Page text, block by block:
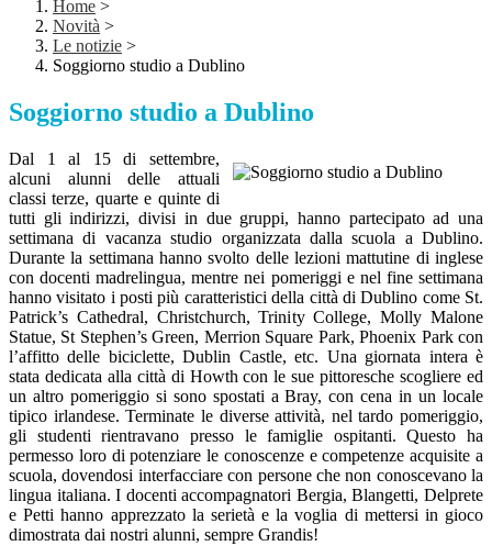
Home >
Novità >
Le notizie >
Soggiorno studio a Dublino
Soggiorno studio a Dublino
Dal 1 al 15 di settembre,
alcuni alunni delle attuali
classi terze, quarte e quinte di
tutti gli indirizzi, divisi in due gruppi, hanno partecipato ad una
settimana di vacanza studio organizzata dalla scuola a Dublino.
Durante la settimana hanno svolto delle lezioni mattutine di inglese
con docenti madrelingua, mentre nei pomeriggi e nel fine settimana
hanno visitato i posti più caratteristici della città di Dublino come St.
Patrick’s Cathedral, Christchurch, Trinity College, Molly Malone
Statue, St Stephen’s Green, Merrion Square Park, Phoenix Park con
l’affitto delle biciclette, Dublin Castle, etc. Una giornata intera è
stata dedicata alla città di Howth con le sue pittoresche scogliere ed
un altro pomeriggio si sono spostati a Bray, con cena in un locale
tipico irlandese. Terminate le diverse attività, nel tardo pomeriggio,
gli studenti rientravano presso le famiglie ospitanti. Questo ha
permesso loro di potenziare le conoscenze e competenze acquisite a
scuola, dovendosi interfacciare con persone che non conoscevano la
lingua italiana. I docenti accompagnatori Bergia, Blangetti, Delprete
e Petti hanno apprezzato la serietà e la voglia di mettersi in gioco
dimostrata dai nostri alunni, sempre Grandis!